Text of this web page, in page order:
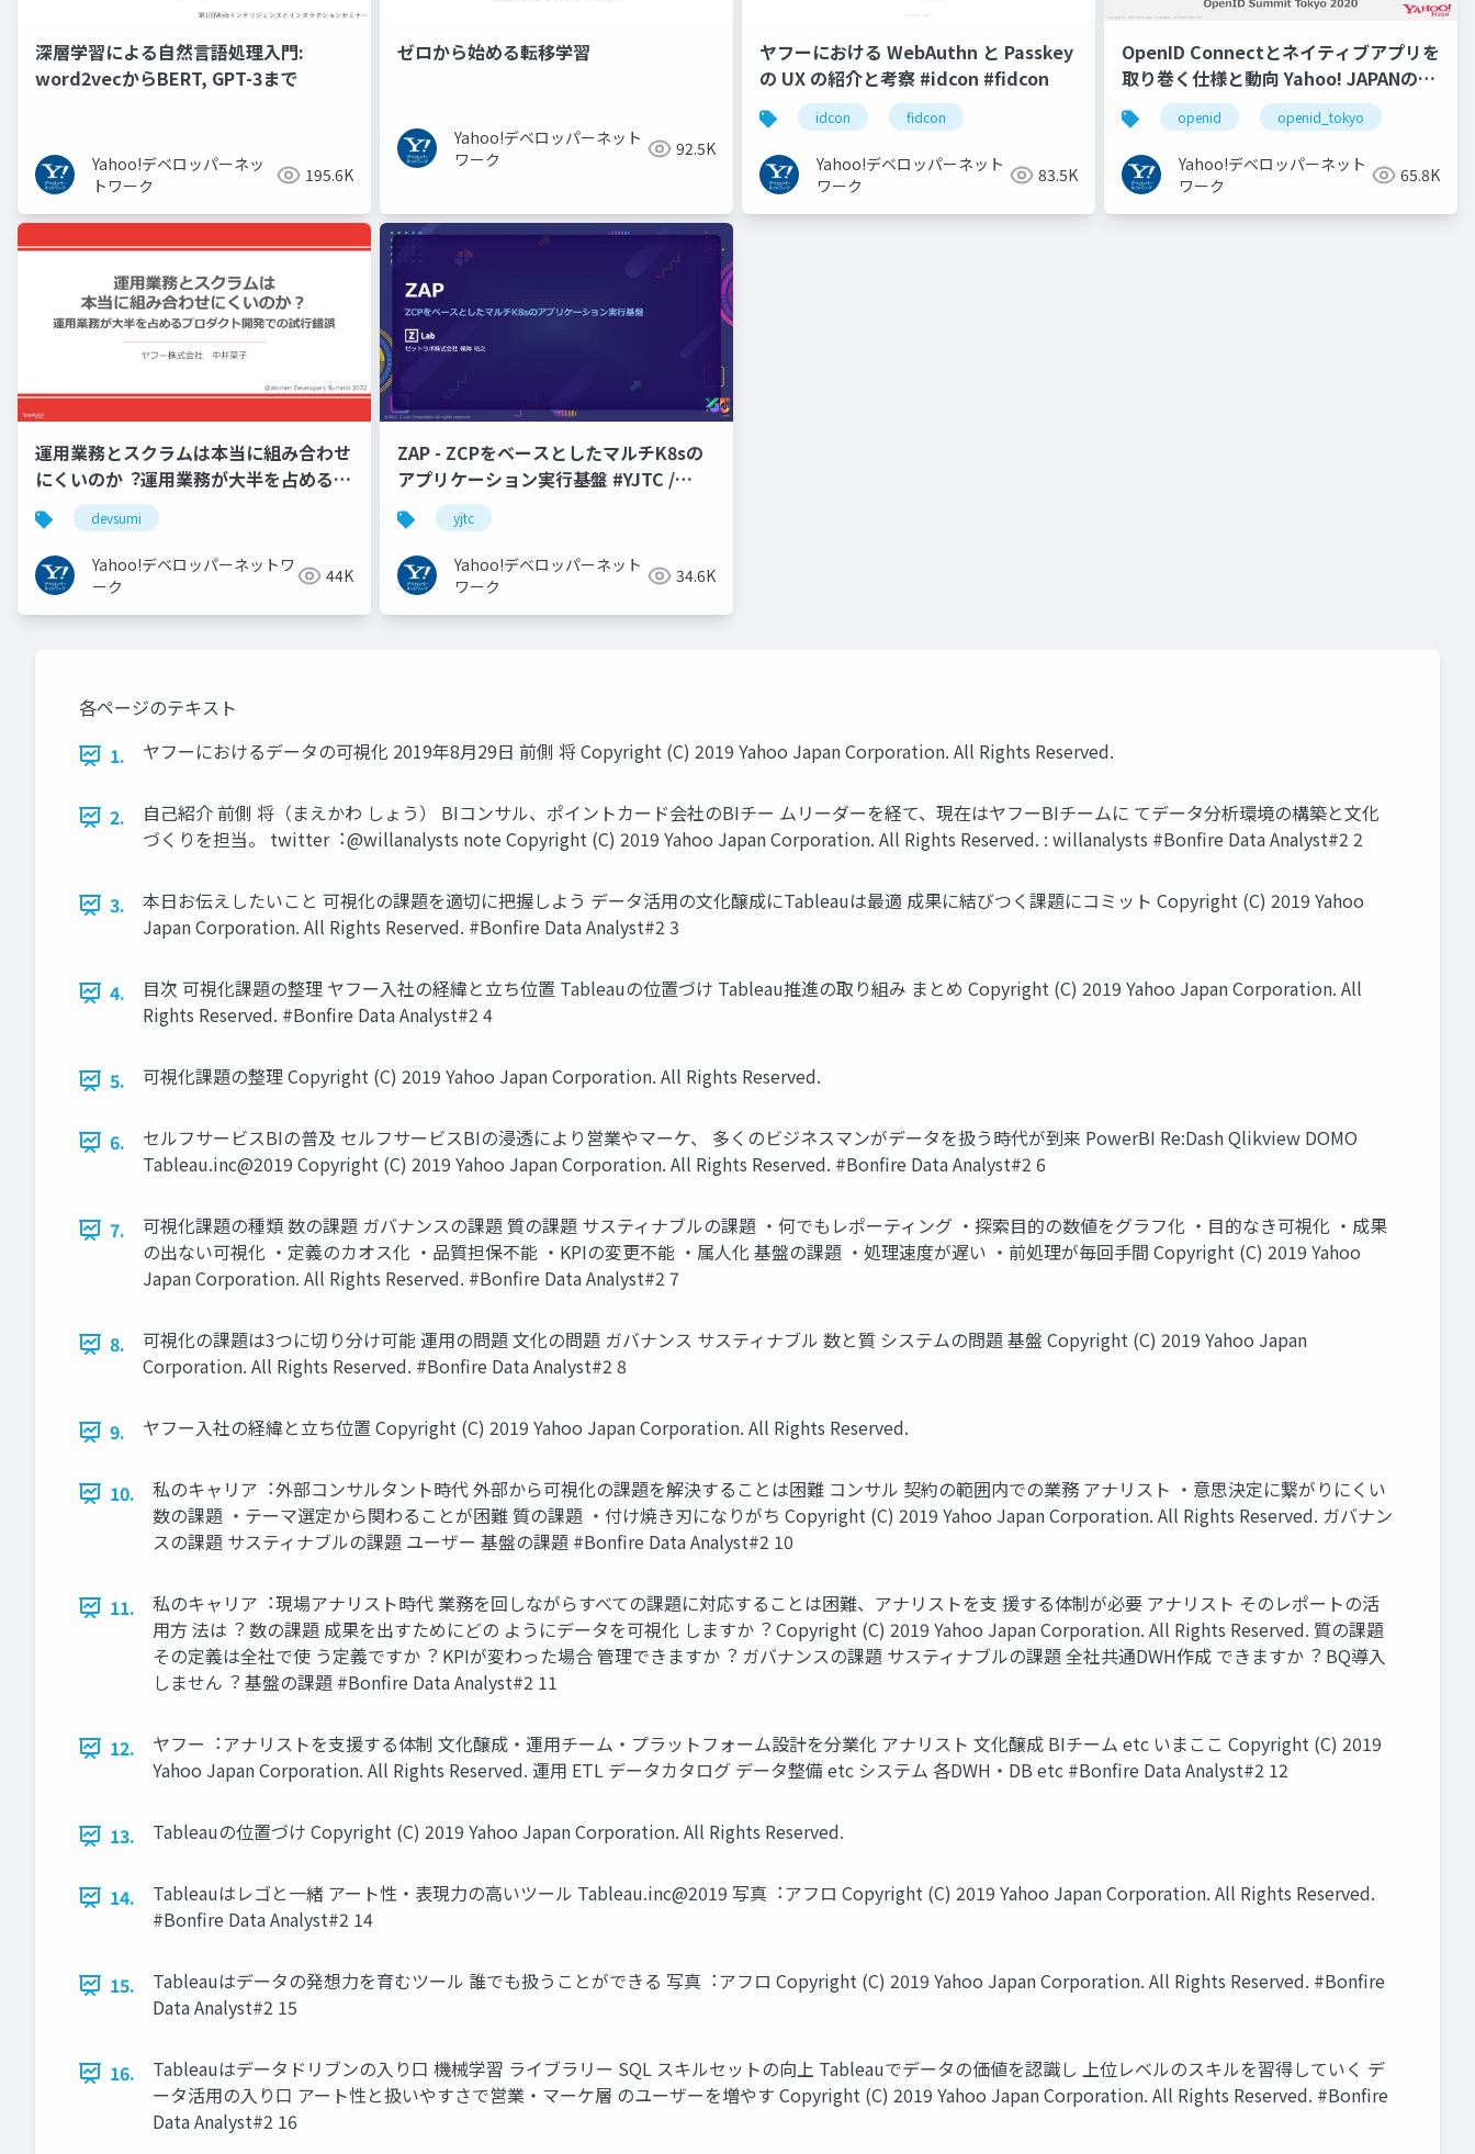
深層学習による自然言語処理入門:
word2vecからBERT, GPT-3まで
Yahoo!デベロッパーネッ
トワーク
195.6K
ゼロから始める転移学習
Yahoo!デベロッパーネット
ワーク
92.5K
ヤフーにおける WebAuthn と Passkey
の UX の紹介と考察 #idcon #fidcon
idcon fidcon
Yahoo!デベロッパーネット
ワーク
83.5K
OpenID Connectとネイティブアプリを
取り巻く仕様と動向 Yahoo! JAPANの取
り組み #openid #openid_tokyo
openid openid_tokyo
Yahoo!デベロッパーネット
ワーク
65.8K
運用業務とスクラムは本当に組み合わせ
にくいのか︖運用業務が大半を占めるプ
ロダクト開発での試行錯誤
devsumi
Yahoo!デベロッパーネットワ
ーク
44K
ZAP - ZCPをベースとしたマルチK8sの
アプリケーション実行基盤 #YJTC /
YJTC21 B-3
yjtc
Yahoo!デベロッパーネット
ワーク
34.6K
各ページのテキスト
1.
ヤフーにおけるデータの可視化 2019年8⽉29⽇ 前側 将 Copyright (C) 2019 Yahoo Japan Corporation. All Rights Reserved.
2.
⾃⼰紹介 前側 将（まえかわ しょう） BIコンサル、ポイントカード会社のBIチー ムリーダーを経て、現在はヤフーBIチームに てデータ分析環境の構築と⽂化
づくりを担当。 twitter︓@willanalysts note Copyright (C) 2019 Yahoo Japan Corporation. All Rights Reserved. : willanalysts #Bonfire Data Analyst#2 2
3.
本⽇お伝えしたいこと 可視化の課題を適切に把握しよう データ活⽤の⽂化醸成にTableauは最適 成果に結びつく課題にコミット Copyright (C) 2019 Yahoo
Japan Corporation. All Rights Reserved. #Bonfire Data Analyst#2 3
4.
⽬次 可視化課題の整理 ヤフー⼊社の経緯と⽴ち位置 Tableauの位置づけ Tableau推進の取り組み まとめ Copyright (C) 2019 Yahoo Japan Corporation. All
Rights Reserved. #Bonfire Data Analyst#2 4
5. 可視化課題の整理 Copyright (C) 2019 Yahoo Japan Corporation. All Rights Reserved.
6.
セルフサービスBIの普及 セルフサービスBIの浸透により営業やマーケ、 多くのビジネスマンがデータを扱う時代が到来 PowerBI Re:Dash Qlikview DOMO
Tableau.inc@2019 Copyright (C) 2019 Yahoo Japan Corporation. All Rights Reserved. #Bonfire Data Analyst#2 6
7.
可視化課題の種類 数の課題 ガバナンスの課題 質の課題 サスティナブルの課題 ・何でもレポーティング ・探索⽬的の数値をグラフ化 ・⽬的なき可視化 ・成果
の出ない可視化 ・定義のカオス化 ・品質担保不能 ・KPIの変更不能 ・属⼈化 基盤の課題 ・処理速度が遅い ・前処理が毎回⼿間 Copyright (C) 2019 Yahoo
Japan Corporation. All Rights Reserved. #Bonfire Data Analyst#2 7
8.
可視化の課題は3つに切り分け可能 運⽤の問題 ⽂化の問題 ガバナンス サスティナブル 数と質 システムの問題 基盤 Copyright (C) 2019 Yahoo Japan
Corporation. All Rights Reserved. #Bonfire Data Analyst#2 8
9. ヤフー⼊社の経緯と⽴ち位置 Copyright (C) 2019 Yahoo Japan Corporation. All Rights Reserved.
10.
私のキャリア︓外部コンサルタント時代 外部から可視化の課題を解決することは困難 コンサル 契約の範囲内での業務 アナリスト ・意思決定に繋がりにくい
数の課題 ・テーマ選定から関わることが困難 質の課題 ・付け焼き刃になりがち Copyright (C) 2019 Yahoo Japan Corporation. All Rights Reserved. ガバナン
スの課題 サスティナブルの課題 ユーザー 基盤の課題 #Bonfire Data Analyst#2 10
11.
私のキャリア︓現場アナリスト時代 業務を回しながらすべての課題に対応することは困難、アナリストを⽀ 援する体制が必要 アナリスト そのレポートの活
⽤⽅ 法は︖ 数の課題 成果を出すためにどの ようにデータを可視化 しますか︖ Copyright (C) 2019 Yahoo Japan Corporation. All Rights Reserved. 質の課題
その定義は全社で使 う定義ですか︖ KPIが変わった場合 管理できますか︖ ガバナンスの課題 サスティナブルの課題 全社共通DWH作成 できますか︖ BQ導⼊
しません︖ 基盤の課題 #Bonfire Data Analyst#2 11
12.
ヤフー︓アナリストを⽀援する体制 ⽂化醸成・運⽤チーム・プラットフォーム設計を分業化 アナリスト ⽂化醸成 BIチーム etc いまここ Copyright (C) 2019
Yahoo Japan Corporation. All Rights Reserved. 運⽤ ETL データカタログ データ整備 etc システム 各DWH・DB etc #Bonfire Data Analyst#2 12
13. Tableauの位置づけ Copyright (C) 2019 Yahoo Japan Corporation. All Rights Reserved.
14.
Tableauはレゴと⼀緒 アート性・表現⼒の⾼いツール Tableau.inc@2019 写真︓アフロ Copyright (C) 2019 Yahoo Japan Corporation. All Rights Reserved.
#Bonfire Data Analyst#2 14
15.
Tableauはデータの発想⼒を育むツール 誰でも扱うことができる 写真︓アフロ Copyright (C) 2019 Yahoo Japan Corporation. All Rights Reserved. #Bonfire
Data Analyst#2 15
16.
Tableauはデータドリブンの⼊り⼝ 機械学習 ライブラリー SQL スキルセットの向上 Tableauでデータの価値を認識し 上位レベルのスキルを習得していく デ
ータ活⽤の⼊り⼝ アート性と扱いやすさで営業・マーケ層 のユーザーを増やす Copyright (C) 2019 Yahoo Japan Corporation. All Rights Reserved. #Bonfire
Data Analyst#2 16